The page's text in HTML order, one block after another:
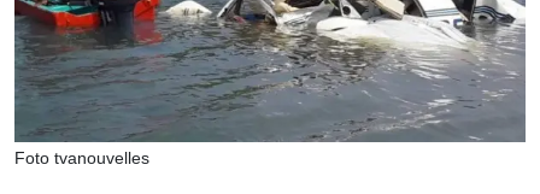
Foto tvanouvelles